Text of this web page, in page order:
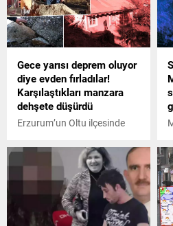
Gece yarısı deprem oluyor
diye evden fırladılar!
Karşılaştıkları manzara
dehşete düşürdü
Erzurum’un Oltu ilçesinde
kopan 5 metre yükseklikteki
kaya evin balkonunu yerle bir
etti. 5 kişilik aileyi ölümden
balkon kurtardı.